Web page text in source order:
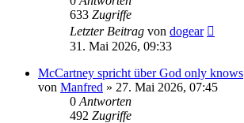
633 Zugriffe
Letzter Beitrag von dogear
31. Mai 2026, 09:33
McCartney spricht über God only knows
von Manfred » 27. Mai 2026, 07:45
0 Antworten
492 Zugriffe